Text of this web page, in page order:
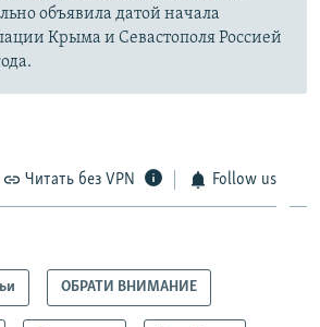
объявила датой начала
Крыма и Севастополя Россией
Читать без VPN Follow us
ОБРАТИ ВНИМАНИЕ